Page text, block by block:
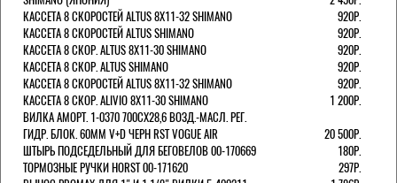
КАССЕТА 8 СКОРОСТЕЙ ALTUS 8Х11-32 SHIMANO
920Р.
КАССЕТА 8 СКОРОСТЕЙ ALTUS SHIMANO
920Р.
КАССЕТА 8 СКОР. ALTUS 8Х11-30 SHIMANO
920Р.
КАССЕТА 8 СКОР. ALTUS SHIMANO
920Р.
КАССЕТА 8 СКОРОСТЕЙ ALTUS 8Х11-32 SHIMANO
920Р.
КАССЕТА 8 СКОР. ALIVIO 8Х11-30 SHIMANO
1 200Р.
ВИЛКА АМОРТ. 1-0370 700СХ28,6 ВОЗД.-МАСЛ. РЕГ.
ГИДР. БЛОК. 60ММ V+D ЧЕРН RST VOGUE AIR
20 500Р.
ШТЫРЬ ПОДСЕДЕЛЬНЫЙ ДЛЯ БЕГОВЕЛОВ 00-170669
180Р.
ТОРМОЗНЫЕ РУЧКИ HORST 00-171620
297Р.